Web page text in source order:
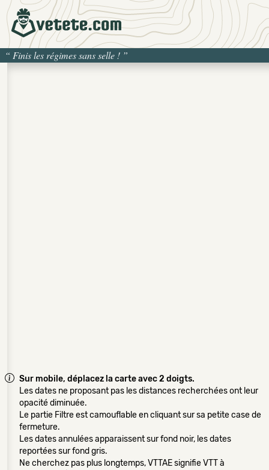
“ Finis les régimes sans selle ! ”
Sur mobile, déplacez la carte avec 2 doigts.
Les dates ne proposant pas les distances recherchées ont leur
opacité diminuée.
Le partie Filtre est camouflable en cliquant sur sa petite case de
fermeture.
Les dates annulées apparaissent sur fond noir, les dates
reportées sur fond gris.
Ne cherchez pas plus longtemps, VTTAE signifie VTT à